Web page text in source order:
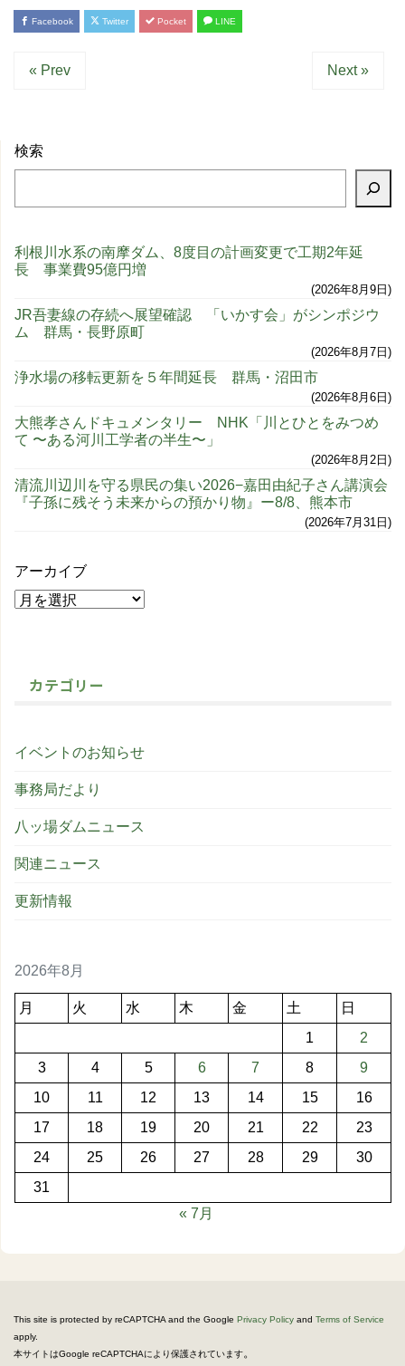
Facebook Twitter Pocket LINE
« Prev Next »
検索
利根川水系の南摩ダム、8度目の計画変更で工期2年延
長 事業費95億円増
2026年8月9日
JR吾妻線の存続へ展望確認 「いかす会」がシンポジウ
ム 群馬・長野原町
2026年8月7日
浄水場の移転更新を５年間延長 群馬・沼田市
2026年8月6日
大熊孝さんドキュメンタリー NHK「川とひとをみつめ
て 〜ある河川工学者の半生〜」
2026年8月2日
清流川辺川を守る県民の集い2026−嘉田由紀子さん講演会
『子孫に残そう未来からの預かり物』ー8/8、熊本市
2026年7月31日
アーカイブ
カテゴリー
イベントのお知らせ
事務局だより
八ッ場ダムニュース
関連ニュース
更新情報
2026年8月
月 火 水 木 金 土
日
1
2
3
4 5 6 7 8
9
10
11 12 13 14 15
16
17
18 19 20 21 22
23
24
25 26 27 28 29
30
31
« 7月
This site is protected by reCAPTCHA and the Google Privacy Policy and Terms of Service
apply.
本サイトはGoogle reCAPTCHAにより保護されています。